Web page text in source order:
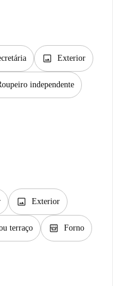
image Exterior
independente
image Exterior
terraço oven_gen Forno